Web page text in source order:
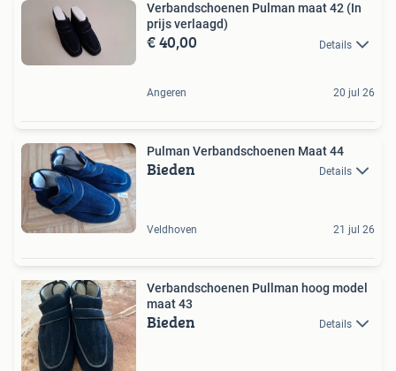
Verbandschoenen Pulman maat 42 (In
prijs verlaagd)
€ 40,00 Details
Angeren 20 jul 26
Pulman Verbandschoenen Maat 44
Bieden Details
Veldhoven 21 jul 26
Verbandschoenen Pullman hoog model
maat 43
Bieden Details